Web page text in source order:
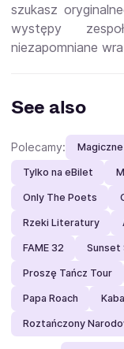
szukasz
występy
niezapomniane
See also
Polecamy:
Tylko na eBilet
Only The Poets
Rzeki Literatury
FAME 32 Sunset
Proszę Tańcz Tour
Papa Roach
Roztańczony